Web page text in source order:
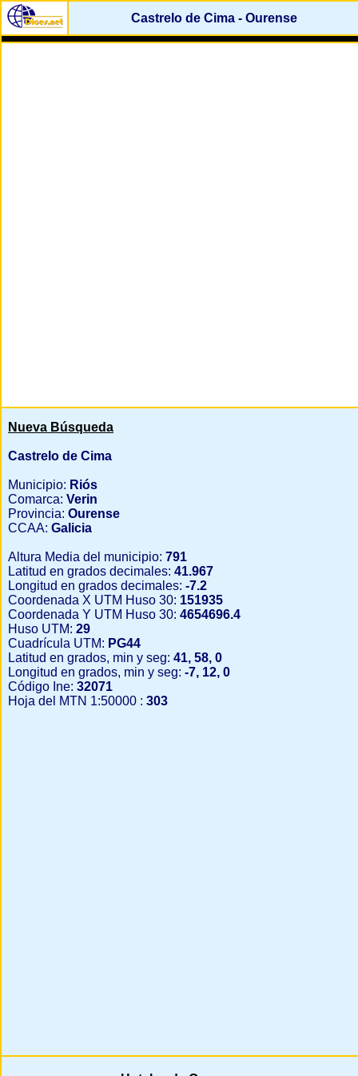
Castrelo de Cima - Ourense
Nueva Búsqueda
Castrelo de Cima
Municipio: Riós
Comarca: Verin
Provincia: Ourense
CCAA: Galicia
Altura Media del municipio: 791
Latitud en grados decimales: 41.967
Longitud en grados decimales: -7.2
Coordenada X UTM Huso 30: 151935
Coordenada Y UTM Huso 30: 4654696.4
Huso UTM: 29
Cuadrícula UTM: PG44
Latitud en grados, min y seg: 41, 58, 0
Longitud en grados, min y seg: -7, 12, 0
Código Ine: 32071
Hoja del MTN 1:50000 : 303